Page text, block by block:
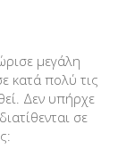
μεγάλη
κατά πολύ τις
Δεν υπήρχε
σε